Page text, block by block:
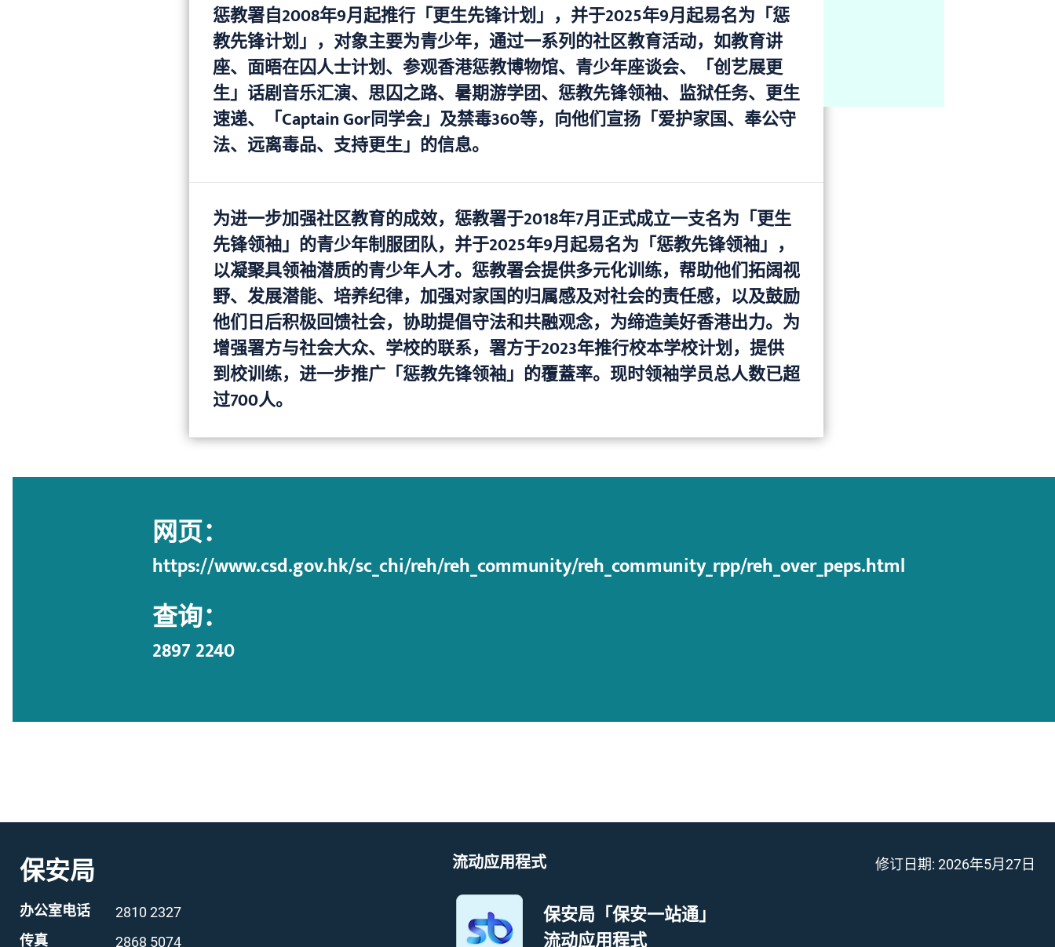
惩教署自2008年9月起推行「更生先锋计划」，并于2025年9月起易名为「惩
教先锋计划」，对象主要为青少年，通过一系列的社区教育活动，如教育讲
座、面晤在囚人士计划、参观香港惩教博物馆、青少年座谈会、「创艺展更
生」话剧音乐汇演、思囚之路、暑期游学团、惩教先锋领袖、监狱任务、更生
速递、「Captain Gor同学会」及禁毒360等，向他们宣扬「爱护家国、奉公守
法、远离毒品、支持更生」的信息。
为进一步加强社区教育的成效，惩教署于2018年7月正式成立一支名为「更生
先锋领袖」的青少年制服团队，并于2025年9月起易名为「惩教先锋领袖」，
以凝聚具领袖潜质的青少年人才。惩教署会提供多元化训练，帮助他们拓阔视
野、发展潜能、培养纪律，加强对家国的归属感及对社会的责任感，以及鼓励
他们日后积极回馈社会，协助提倡守法和共融观念，为缔造美好香港出力。为
增强署方与社会大众、学校的联系，署方于2023年推行校本学校计划，提供
到校训练，进一步推广「惩教先锋领袖」的覆蓋率。现时领袖学员总人数已超
过700人。
网页：
https://www.csd.gov.hk/sc_chi/reh/reh_community/reh_community_rpp/reh_over_peps.html
查询：
2897 2240
保安局
办公室电话 2810 2327
传真 2868 5074
流动应用程式
保安局「保安一站通」
流动应用程式
修订日期: 2026年5月27日